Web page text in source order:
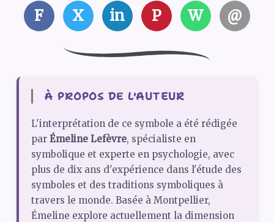
F X in P W @
À PROPOS DE L'AUTEUR
L'interprétation de ce symbole a été rédigée
par Émeline Lefèvre, spécialiste en
symbolique et experte en psychologie, avec
plus de dix ans d'expérience dans l'étude des
symboles et des traditions symboliques à
travers le monde. Basée à Montpellier,
Émeline explore actuellement la dimension